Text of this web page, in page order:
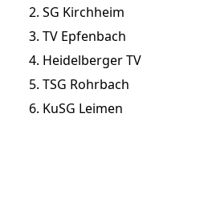
2. SG Kirchheim
3. TV Epfenbach
4. Heidelberger TV
5. TSG Rohrbach
6. KuSG Leimen